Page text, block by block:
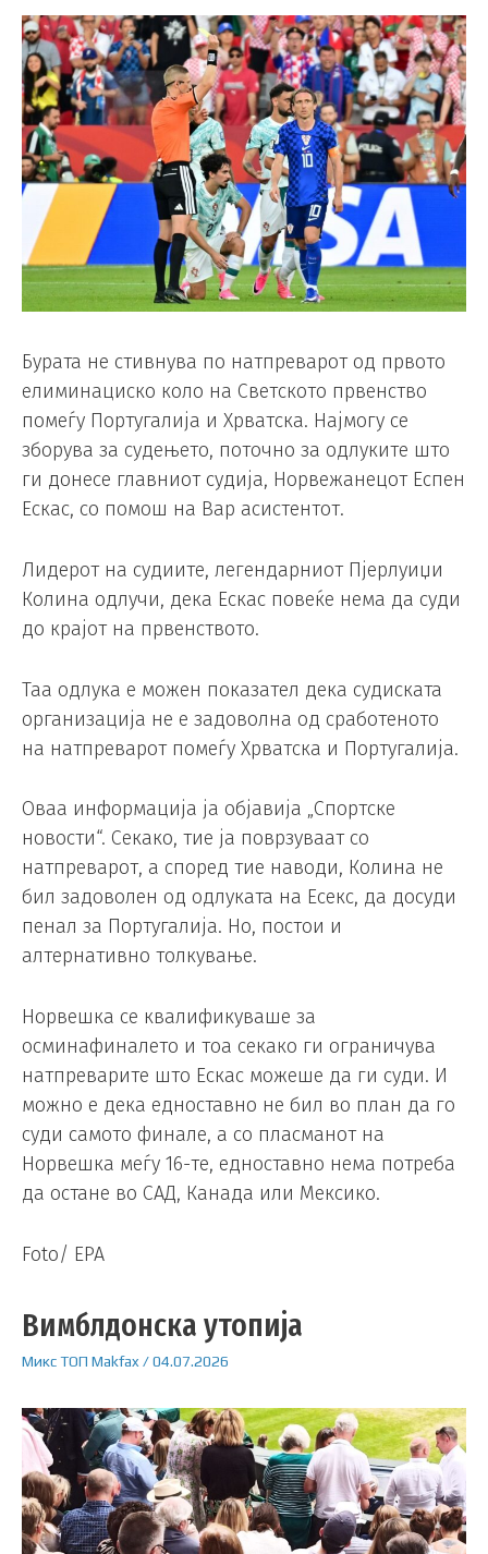
Бурата не стивнува по натпреварот од првото
елиминациско коло на Светското првенство
помеѓу Португалија и Хрватска. Најмогу се
зборува за судењето, поточно за одлуките што
ги донесе главниот судија, Норвежанецот Еспен
Ескас, со помош на Вар асистентот.
Лидерот на судиите, легендарниот Пјерлуиџи
Колина одлучи, дека Ескас повеќе нема да суди
до крајот на првенството.
Таа одлука е можен показател дека судиската
организација не е задоволна од сработеното
на натпреварот помеѓу Хрватска и Португалија.
Оваа информација ја објавија „Спортске
новости“. Секако, тие ја поврзуваат со
натпреварот, а според тие наводи, Колина не
бил задоволен од одлуката на Есекс, да досуди
пенал за Португалија. Но, постои и
алтернативно толкување.
Норвешка се квалификуваше за
осминафиналето и тоа секако ги ограничува
натпреварите што Ескас можеше да ги суди. И
можно е дека едноставно не бил во план да го
суди самото финале, а со пласманот на
Норвешка меѓу 16-те, едноставно нема потреба
да остане во САД, Канада или Мексико.
Foto/ EPA
Вимблдонска утопија
МиксТОП Makfax /04.07.2026